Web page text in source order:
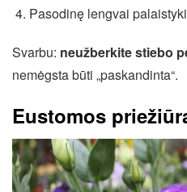
Pasodinę lengvai
Svarbu: neužberkite stiebo
nemėgsta būti „paskandinta“.
Eustomos